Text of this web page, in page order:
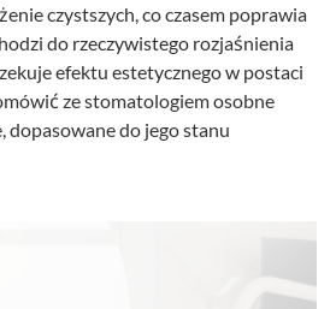
czystszych, co czasem poprawia
do rzeczywistego rozjaśnienia
efektu estetycznego w postaci
ze stomatologiem osobne
dopasowane do jego stanu